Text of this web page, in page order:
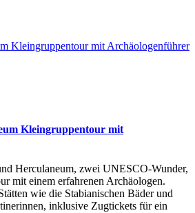
Kleingruppentour mit Archäologenführer
Kleingruppentour mit
Herculaneum, zwei UNESCO-Wunder,
mit einem erfahrenen Archäologen.
wie die Stabianischen Bäder und
inklusive Zugtickets für ein